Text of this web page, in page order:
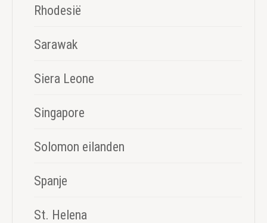
Rhodesië
Sarawak
Siera Leone
Singapore
Solomon eilanden
Spanje
St. Helena